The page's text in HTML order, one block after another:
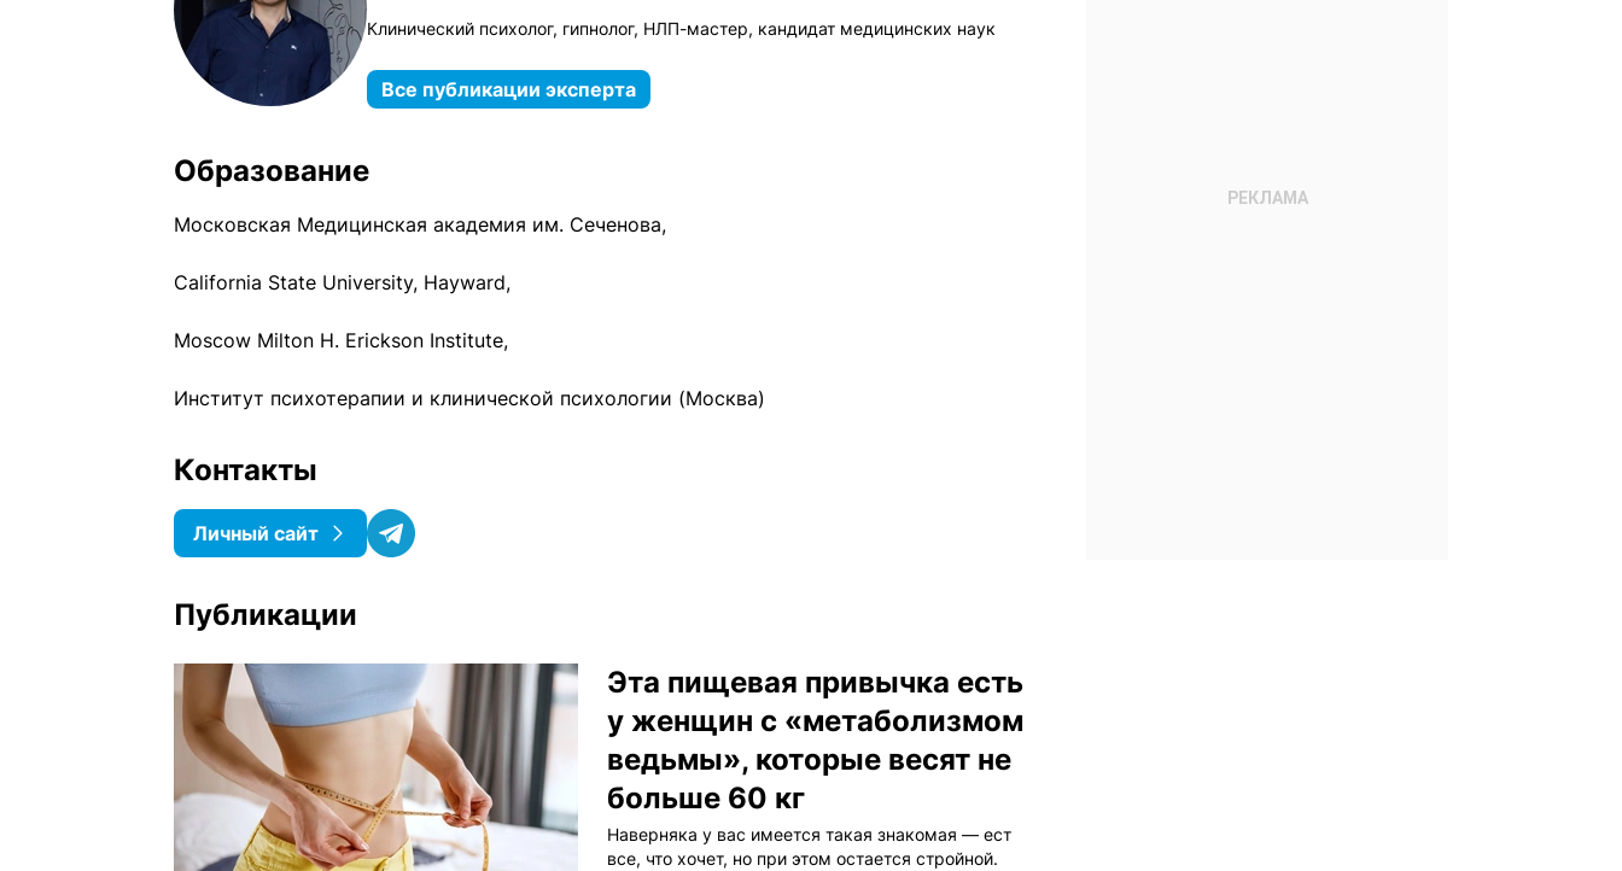
Клинический психолог, гипнолог, НЛП-мастер, кандидат медицинских наук
Все публикации эксперта
Образование
Московская Медицинская академия им. Сеченова,
California State University, Hayward,
Moscow Milton H. Erickson Institute,
Институт психотерапии и клинической психологии (Москва)
Контакты
Личный сайт
Публикации
Эта пищевая привычка есть
у женщин с «метаболизмом
ведьмы», которые весят не
больше 60 кг
Наверняка у вас имеется такая знакомая — ест
все, что хочет, но при этом остается стройной.